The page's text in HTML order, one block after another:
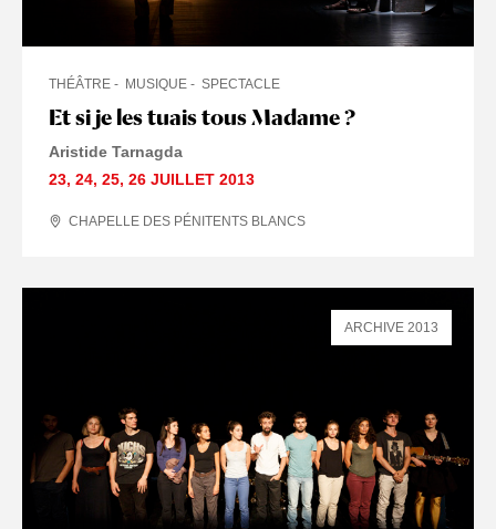
Et si je les tuais tous Madame ?
THÉÂTRE MUSIQUE SPECTACLE
Aristide Tarnagda
23, 24, 25, 26 JUILLET 2013
CHAPELLE DES PÉNITENTS BLANCS
ARCHIVE 2013